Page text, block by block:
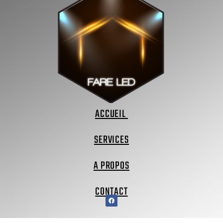
ACCUEIL
SERVICES
A PROPOS
CONTACT